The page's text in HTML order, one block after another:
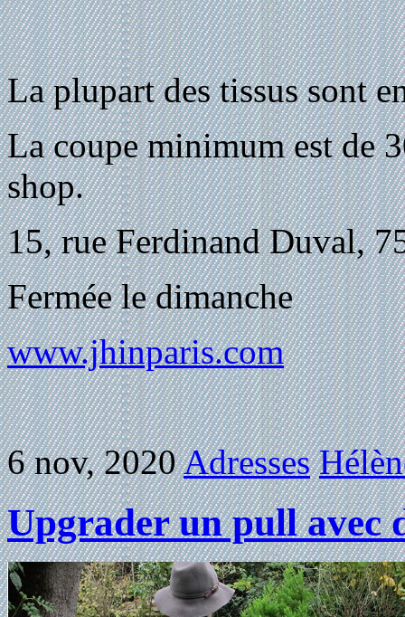
La plupart des tissus sont
La coupe minimum est de
shop.
15, rue Ferdinand Duval,
Fermée le dimanche
www.jhinparis.com
6 nov, 2020Adresses
Upgrader un pull avec